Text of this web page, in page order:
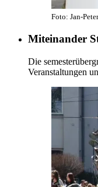
Foto: Jan-
Miteinander
Die
Veranstaltungen